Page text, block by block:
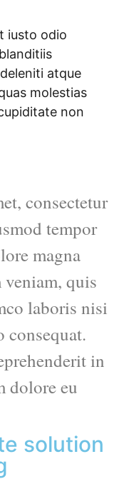
iusto odio
atque
molestias
non
consectetur
tempor
magna
quis
laboris nisi
consequat.
in
dolore eu
solution